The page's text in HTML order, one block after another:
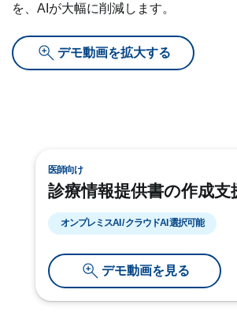
を、AIが大幅に削減します。
デモ動画を拡大する
医師向け
診療情報提供書の作成支
オンプレミスAI / クラウドAI 選択可能
デモ動画を見る